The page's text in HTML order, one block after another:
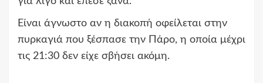
Είναι άγνωστο αν η διακοπή οφείλεται στην
πυρκαγιά που ξέσπασε την Πάρο, η οποία μέχρι
τις 21:30 δεν είχε σβήσει ακόμη.